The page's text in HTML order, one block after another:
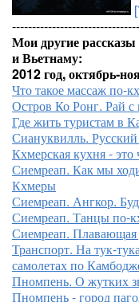
Мои другие
и Вьетнаму:
2012 год, октябрь-
Что такое массаж по-
Остров Ко Ронг. Рай с
Где жить туристам в
Сиануквилль.
Кхмерская кухня - это
Сиемреап. Как мы
Кхмеры
Сиемреап. Ангкор.
Сиемреап. Танцы по-
Сиемреап. Плавающая
Транспорт. На тук-
самолетах по
Пномпень. О жутких
Пномпень - город